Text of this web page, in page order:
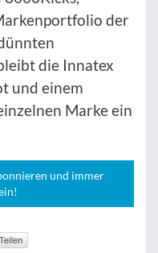
der
die Innatex
und einem
Marke ein
und immer